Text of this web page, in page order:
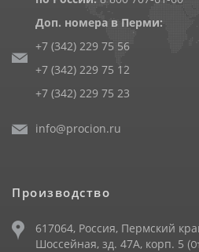
Доп. номера в Перми:
+7 (342) 229 75 56
+7 (342) 229 75 12
+7 (342) 229 75 23
info@procion.ru
Производство
617064, Россия, Пермский
Шоссейная, зд. 47А, корп. 5